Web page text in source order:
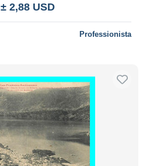
± 2,88 USD
Professionista